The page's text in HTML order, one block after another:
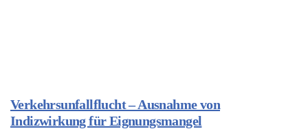
Verkehrsunfallflucht – Ausnahme von
Indizwirkung für Eignungsmangel